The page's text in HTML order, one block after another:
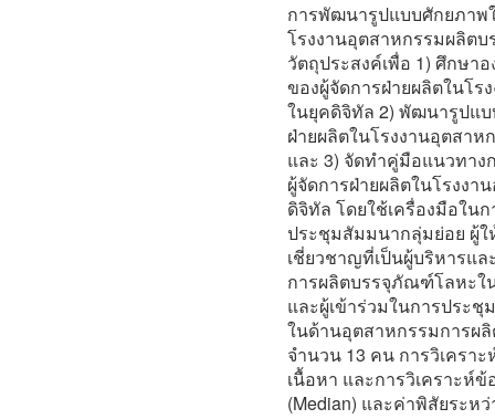
การพัฒนารูปแบบศักยภาพ
โรงงานอุตสาหกรรมผลิต
วัตถุประสงค์เพื่อ 1) ศึกษา
ของผู้จัดการฝ่ายผลิตในโ
ในยุคดิจิทัล 2) พัฒนารูปแ
ฝ่ายผลิตในโรงงานอุตสา
และ 3) จัดทำคู่มือแนวทา
ผู้จัดการฝ่ายผลิตในโรงง
ดิจิทัล โดยใช้เครื่องมือใน
ประชุมสัมมนากลุ่มย่อย ผู้ใ
เชี่ยวชาญที่เป็นผู้บริหารแ
การผลิตบรรจุภัณฑ์โลหะใ
และผู้เข้าร่วมในการประ
ในด้านอุตสาหกรรมการผ
จำนวน 13 คน การวิเครา
เนื้อหา และการวิเคราะห์
(Median) และค่าพิสัยระห